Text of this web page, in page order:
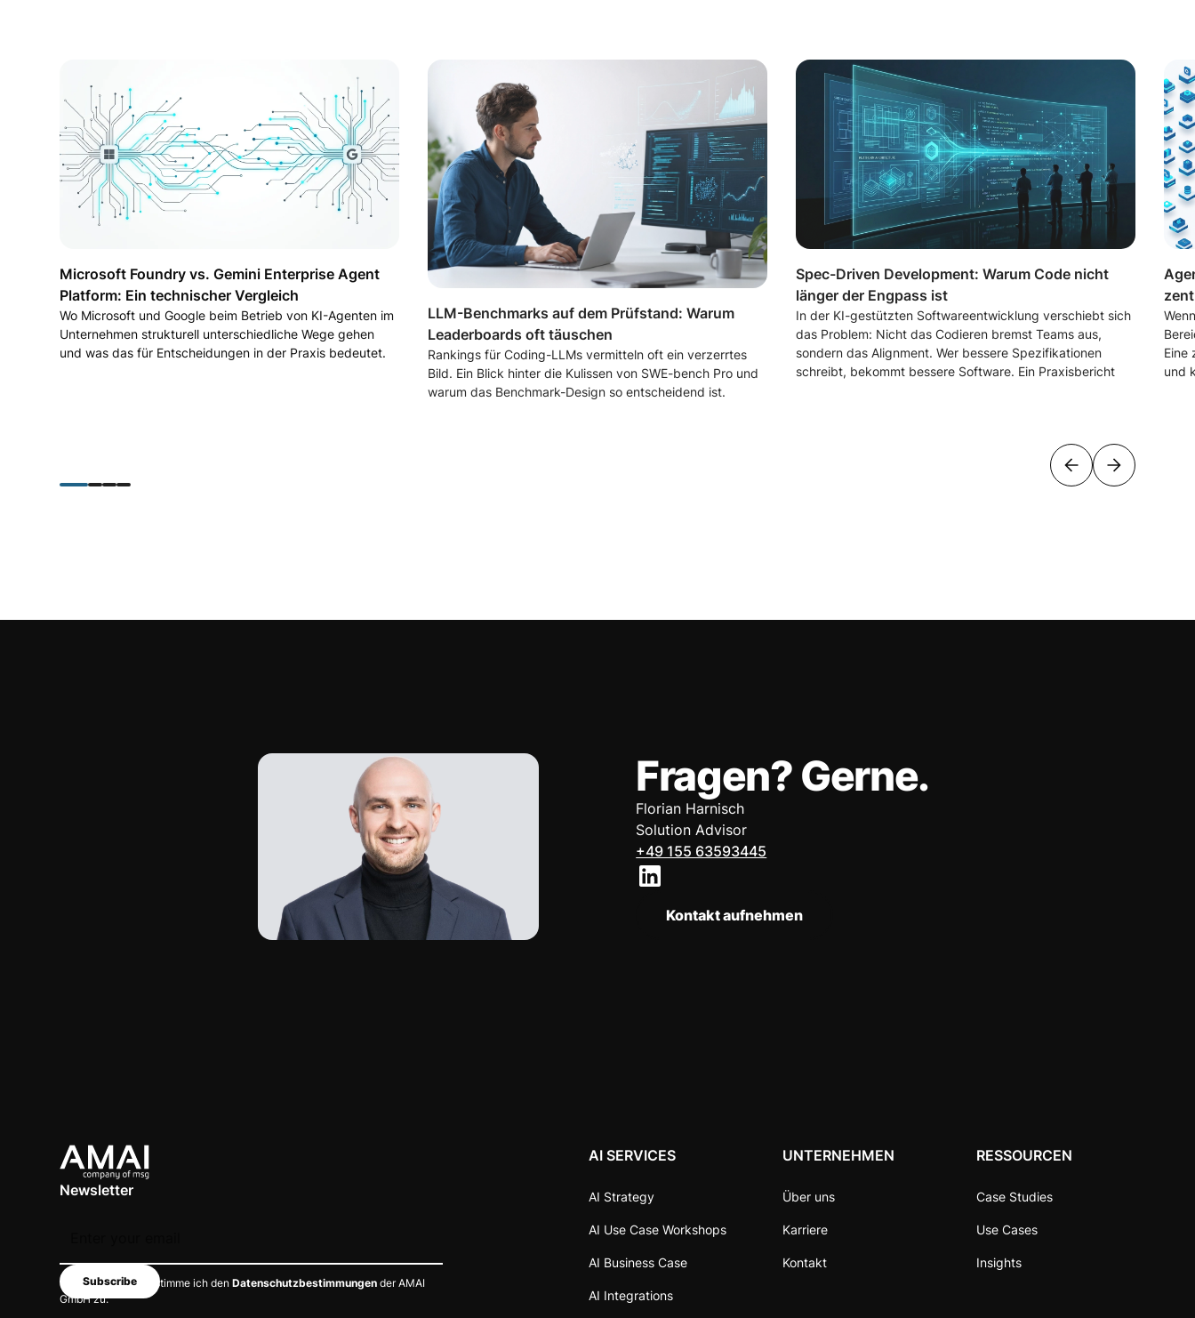
Microsoft Foundry vs. Gemini Enterprise Agent
Platform: Ein technischer Vergleich
Wo Microsoft und Google beim Betrieb von KI-Agenten im
Unternehmen strukturell unterschiedliche Wege gehen
und was das für Entscheidungen in der Praxis bedeutet.
LLM-Benchmarks auf dem Prüfstand: Warum
Leaderboards oft täuschen
Rankings für Coding-LLMs vermitteln oft ein verzerrtes
Bild. Ein Blick hinter die Kulissen von SWE-bench Pro und
warum das Benchmark-Design so entscheidend ist.
Spec-Driven Development: Warum Code nicht
länger der Engpass ist
In der KI-gestützten Softwareentwicklung verschiebt sich
das Problem: Nicht das Codieren bremst Teams aus,
sondern das Alignment. Wer bessere Spezifikationen
schreibt, bekommt bessere Software. Ein Praxisbericht
Eine
und
Fragen? Gerne.
Florian Harnisch
Solution Advisor
+49 155 63593445
Kontakt aufnehmen
Newsletter
Mit dem Absenden stimme ich denDatenschutzbestimmungender AMAI
GmbH zu.
AI SERVICES
AI Strategy
AI Use Case Workshops
AI Business Case
AI Integrations
UNTERNEHMEN
Über uns
Karriere
Kontakt
RESSOURCEN
Case Studies
Use Cases
Insights